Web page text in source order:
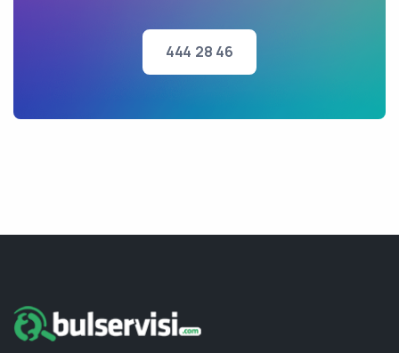
444 28 46